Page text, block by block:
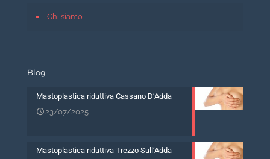
Chi siamo
Blog
Mastoplastica riduttiva Cassano D’Adda
23/07/2025
Mastoplastica riduttiva Trezzo Sull’Adda